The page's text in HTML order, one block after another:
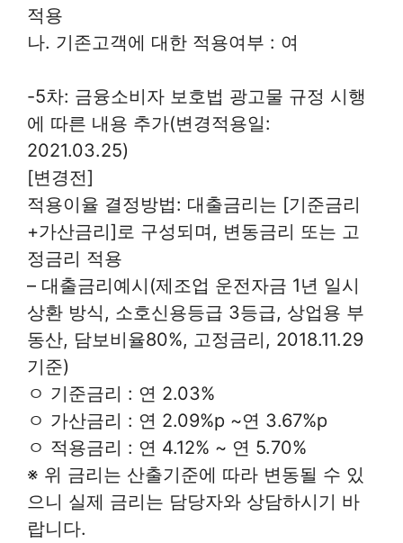
적용
나. 기존고객에 대한 적용여부 : 여
-5차: 금융소비자 보호법 광고물 규정 시행
에 따른 내용 추가(변경적용일:
2021.03.25)
[변경전]
적용이율 결정방법: 대출금리는 [기준금리
+가산금리]로 구성되며, 변동금리 또는 고
정금리 적용
– 대출금리예시(제조업 운전자금 1년 일시
상환 방식, 소호신용등급 3등급, 상업용 부
동산, 담보비율80%, 고정금리, 2018.11.29
기준)
ㅇ 기준금리 : 연 2.03%
ㅇ 가산금리 : 연 2.09%p ~연 3.67%p
ㅇ 적용금리 : 연 4.12% ~ 연 5.70%
※ 위 금리는 산출기준에 따라 변동될 수 있
으니 실제 금리는 담당자와 상담하시기 바
랍니다.